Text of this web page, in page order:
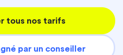
tous nos tarifs
par un conseiller